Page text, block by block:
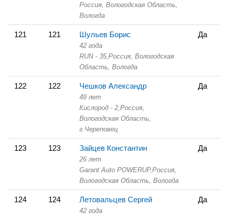
Россия, Вологодская Область,
Вологда
121 121 Шульев Борис
42 года
RUN - 35, Россия, Вологодская
Область, Вологда
Да
122 122 Чешков Александр
49 лет
Кислород - 2, Россия,
Вологодская Область,
г.Череповец
Да
123 123 Зайцев Константин
26 лет
Garant Auto POWERUP,Россия,
Вологодская Область, Вологда
Да
124 124 Летовальцев Сергей
42 года
Да